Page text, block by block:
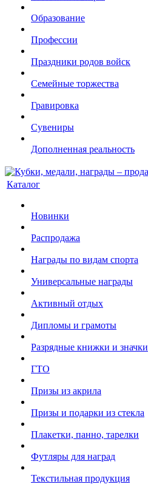
Образование
Профессии
Праздники родов войск
Семейные торжества
Гравировка
Сувениры
Дополненная реальность
Каталог
Новинки
Распродажа
Награды по видам спорта
Универсальные награды
Активный отдых
Дипломы и грамоты
Разрядные книжки и значки
ГТО
Призы из акрила
Призы и подарки из стекла
Плакетки, панно, тарелки
Футляры для наград
Текстильная продукция